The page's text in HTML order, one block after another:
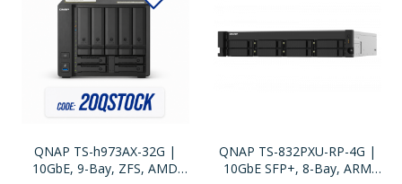
QNAP TS-h973AX-32G |
10GbE, 9-Bay, ZFS, AMD
QNAP TS-832PXU-RP-4G |
10GbE SFP+, 8-Bay, ARM